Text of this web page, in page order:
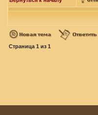
Страница 1 из 1